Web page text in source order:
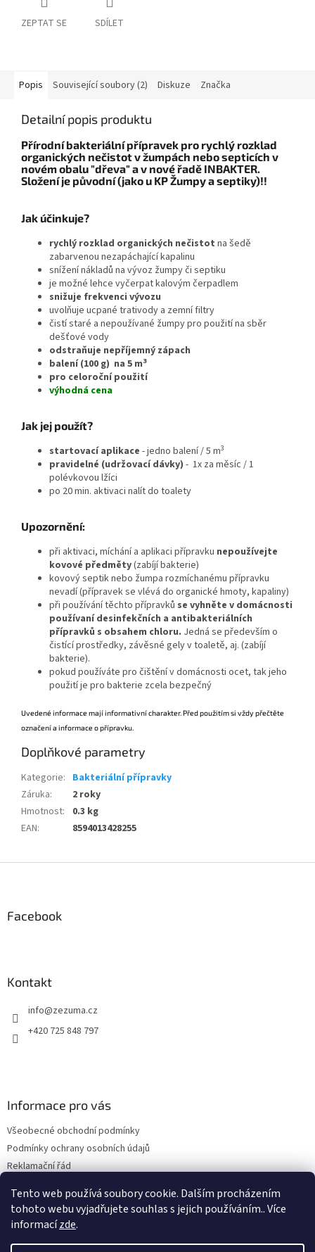
Tento web používá soubory cookie. Dalším procházením
tohoto webu vyjadřujete souhlas s jejich používáním.. Více
informacízde.
ZEPTAT SE SDÍLET
Popis Související soubory (2) Diskuze Značka
Detailní popis produktu
Přírodní bakteriální přípravek pro rychlý rozklad
organických nečistot v žumpách nebo septicích v
novém obalu "dřeva" a v nové řadě INBAKTER.
Složení je původní (jako u KP Žumpy a septiky)!!
Jak účinkuje?
rychlý rozklad organických nečistot na šedě
zabarvenou nezapáchající kapalinu
snížení nákladů na vývoz žumpy či septiku
je možné lehce vyčerpat kalovým čerpadlem
snižuje frekvenci vývozu
uvolňuje ucpané trativody a zemní filtry
čistí staré a nepoužívané žumpy pro použití na sběr
dešťové vody
odstraňuje nepříjemný zápach
balení (100 g) na 5 m3
pro celoroční použití
výhodná cena
Jak jej použít?
startovací aplikace - jedno balení / 5 m3
pravidelné (udržovací dávky) - 1x za měsíc / 1
polévkovou lžíci
po 20 min. aktivaci nalít do toalety
Upozornění:
při aktivaci, míchání a aplikaci přípravku nepoužívejte
kovové předměty(zabíjí bakterie)
kovový septik nebo žumpa rozmíchanému přípravku
nevadí (přípravek se vlévá do organické hmoty, kapaliny)
při používání těchto přípravků se vyhněte v domácnosti
používaní desinfekčních a antibakteriálních
přípravků s obsahem chloru. Jedná se především o
čistící prostředky, závěsné gely v toaletě, aj. (zabíjí
bakterie).
pokud používáte pro čištění v domácnosti ocet, tak jeho
použití je pro bakterie zcela bezpečný
Uvedené informace mají informativní charakter. Před použitím si vždy přečtěte
označení a informace o přípravku.
Doplňkové parametry
Kategorie: Bakteriální přípravky
Záruka:
2 roky
Hmotnost:
0.3 kg
EAN: 8594013428255
Facebook
Kontakt
info@zezuma.cz
+420 725 848 797
Informace pro vás
Všeobecné obchodní podmínky
Podmínky ochrany osobních údajů
Reklamační řád
Napište nám